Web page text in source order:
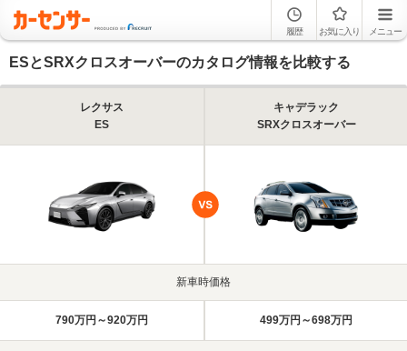
履歴 お気に入り メニュー
ESとSRXクロスオーバーのカタログ情報を比較する
レクサス
ES
キャデラック
SRXクロスオーバー
新車時価格
790万円～920万円 499万円～698万円